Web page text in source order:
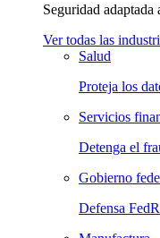
Seguridad adaptada
Ver todas las
Salud
Proteja los
Servicios
Detenga el
Gobierno
Defensa